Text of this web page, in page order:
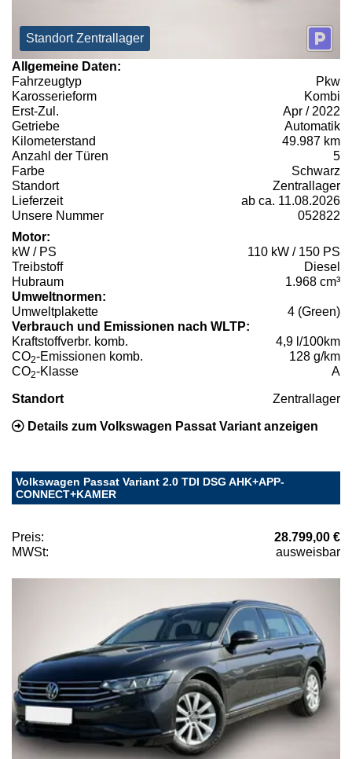
Standort Zentrallager
Allgemeine Daten:
Fahrzeugtyp
Pkw
Karosserieform
Kombi
Erst-Zul.
Apr / 2022
Getriebe
Automatik
Kilometerstand
49.987 km
Anzahl der Türen
5
Farbe
Schwarz
Standort
Zentrallager
Lieferzeit
ab ca. 11.08.2026
Unsere Nummer
052822
Motor:
kW / PS
110 kW / 150 PS
Treibstoff
Diesel
Hubraum
1.968 cm³
Umweltnormen:
Umweltplakette
4 (Green)
Verbrauch und Emissionen nach WLTP:
Kraftstoffverbr. komb.
4,9 l/100km
CO2-Emissionen komb.
128 g/km
CO2-Klasse A
Standort Zentrallager
Details zum Volkswagen Passat Variant anzeigen
Volkswagen Passat Variant 2.0 TDI DSG AHK+APP-
CONNECT+KAMER
Preis:
28.799,00 €
MWSt:
ausweisbar